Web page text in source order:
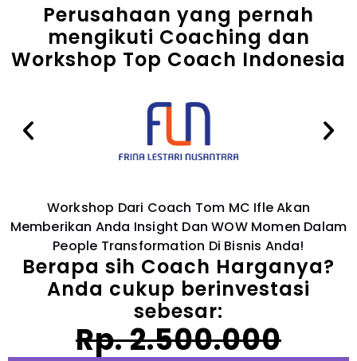
Perusahaan yang pernah
mengikuti Coaching dan
Workshop Top Coach Indonesia
Workshop Dari Coach Tom MC Ifle Akan
Memberikan Anda Insight Dan WOW Momen Dalam
People Transformation Di Bisnis Anda!
Berapa sih Coach Harganya?
Anda cukup berinvestasi
sebesar:
Rp. 2.500.000